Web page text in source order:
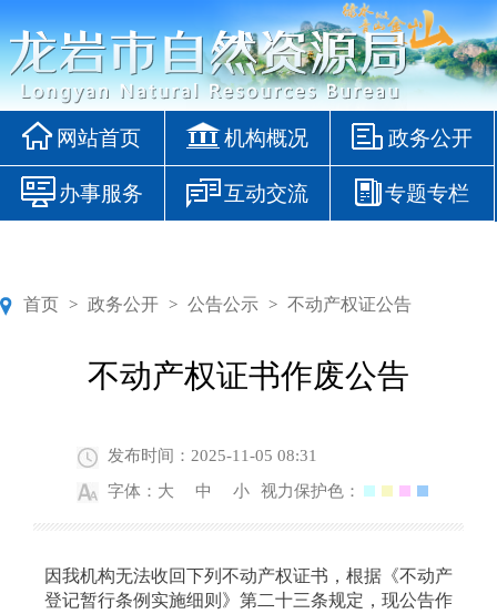
网站首页 机构概况 政务公开
办事服务 互动交流 专题专栏
首页 > 政务公开 > 公告公示 > 不动产权证公告
不动产权证书作废公告
发布时间：2025-11-05 08:31
字体： 大 中 小 视力保护色：
因我机构无法收回下列不动产权证书，根据《不动产
登记暂行条例实施细则》第二十三条规定，现公告作